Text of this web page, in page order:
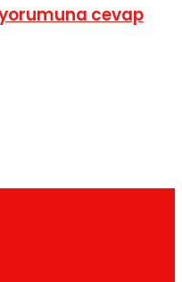
yorumuna cevap